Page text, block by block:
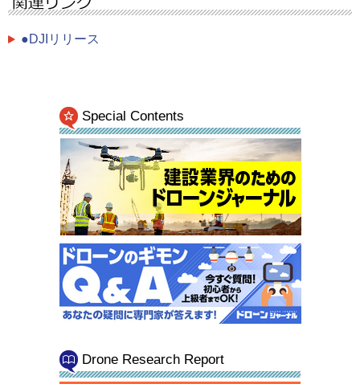
●DJIリリース
Special Contents
Drone Research Report